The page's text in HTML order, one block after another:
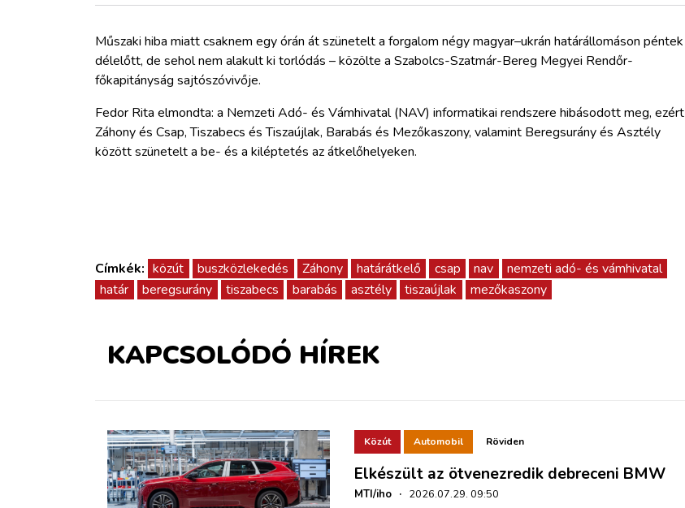
HAJÓZÁS
ARCHÍVUM
REGISZTRÁCIÓ
Műszaki hiba miatt csaknem egy órán át szünetelt a forgalom négy magyar–ukrán határállomáson péntek
délelőtt, de sehol nem alakult ki torlódás – közölte a Szabolcs-Szatmár-Bereg Megyei Rendőr-
főkapitányság sajtószóvivője.
Fedor Rita elmondta: a Nemzeti Adó- és Vámhivatal (NAV) informatikai rendszere hibásodott meg, ezért
Záhony és Csap, Tiszabecs és Tiszaújlak, Barabás és Mezőkaszony, valamint Beregsurány és Asztély
között szünetelt a be- és a kiléptetés az átkelőhelyeken.
Címkék: közút buszközlekedés Záhony határátkelő csap nav
nemzeti adó- és vámhivatal
határ
beregsurány tiszabecs barabás asztély tiszaújlak mezőkaszony
KAPCSOLÓDÓ HÍREK
Közút Automobil Röviden
Elkészült az ötvenezredik debreceni BMW
MTI/iho · 2026.07.29. 09:50